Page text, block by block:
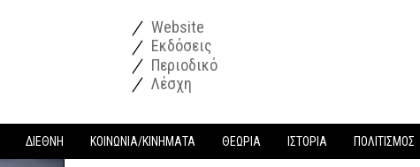
Website
Εκδόσεις
Περιοδικό
Λέσχη
ΔΙΕΘΝΗ ΚΟΙΝΩΝΙΑ/ΚΙΝΗΜΑΤΑ ΘΕΩΡΙΑ ΙΣΤΟΡΙΑ ΠΟΛΙΤΙΣΜΟΣ